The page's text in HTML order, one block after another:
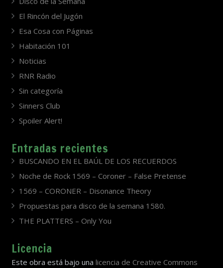
El Rincón del Jugón
Esa Cosa con Páginas
Habitación 101
Noticias
RNR Radio
Sin categoría
Sinners Club
Spoiler Alert!
Entradas recientes
BUSCANDO EN EL BAÚL DE LOS RECUERDOS
Noche de Rock 1569 – Coroner – False Pretense
1569 – CORONER – Disonance Theory
Propuestas para disco de la semana 1580.
THE PLATTERS – Only You
Licencia
Este obra está bajo una licencia de Creative Commons